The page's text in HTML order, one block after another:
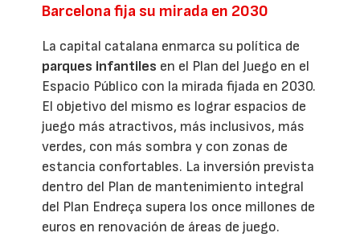
Barcelona fija su mirada en 2030
La capital catalana enmarca su política de
parques infantiles en el Plan del Juego en el
Espacio Público con la mirada fijada en 2030.
El objetivo del mismo es lograr espacios de
juego más atractivos, más inclusivos, más
verdes, con más sombra y con zonas de
estancia confortables. La inversión prevista
dentro del Plan de mantenimiento integral
del Plan Endreça supera los once millones de
euros en renovación de áreas de juego.